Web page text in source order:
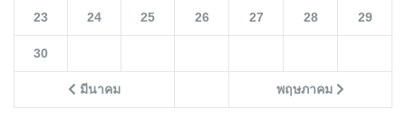
มีนาคม พฤษภาคม
23 24 25 26 27 28 29
30